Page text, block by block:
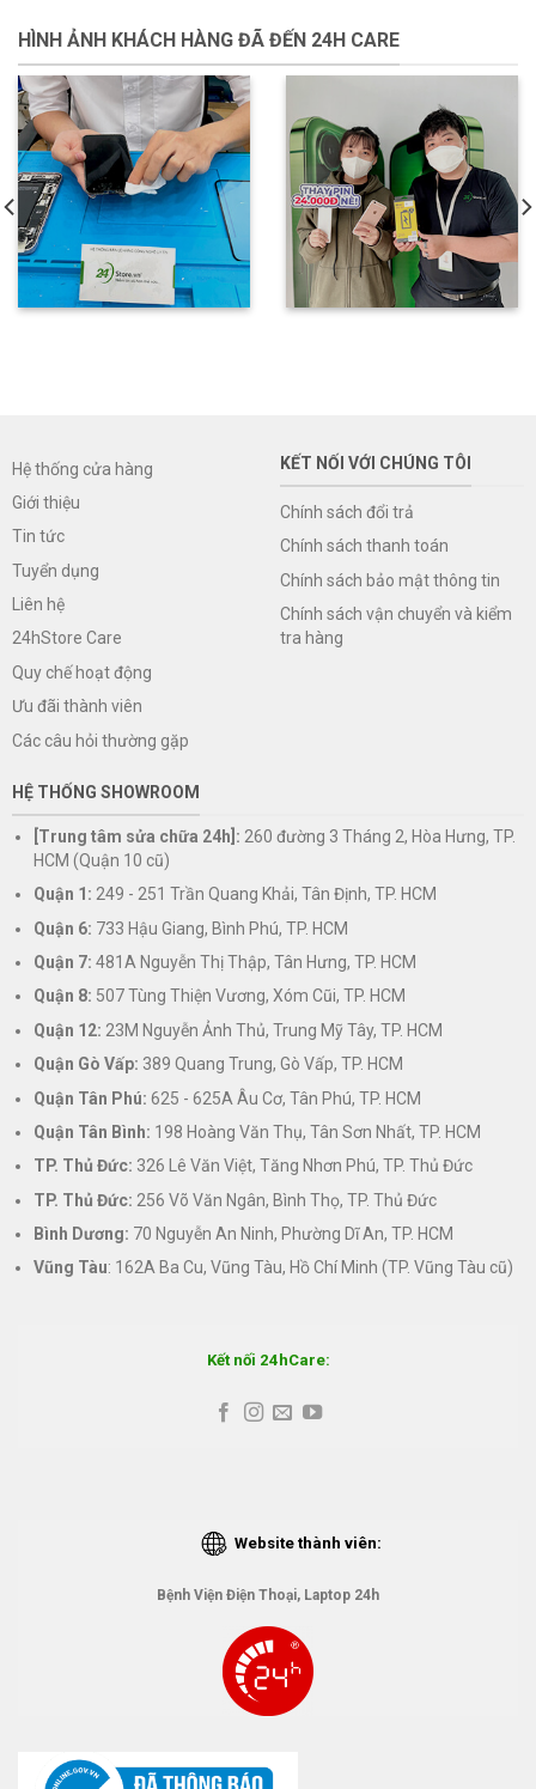
HÌNH ẢNH KHÁCH HÀNG ĐÃ ĐẾN 24H CARE
Hệ thống cửa hàng
Giới thiệu
Tin tức
Tuyển dụng
Liên hệ
24hStore Care
Quy chế hoạt động
Ưu đãi thành viên
Các câu hỏi thường gặp
KẾT NỐI VỚI CHÚNG TÔI
Chính sách đổi trả
Chính sách thanh toán
Chính sách bảo mật thông tin
Chính sách vận chuyển và kiểm
tra hàng
HỆ THỐNG SHOWROOM
[Trung tâm sửa chữa 24h]: 260 đường 3 Tháng 2, Hòa Hưng, TP.
HCM (Quận 10 cũ)
Quận 1: 249 - 251 Trần Quang Khải, Tân Định, TP. HCM
Quận 6: 733 Hậu Giang, Bình Phú, TP. HCM
Quận 7: 481A Nguyễn Thị Thập, Tân Hưng, TP. HCM
Quận 8: 507 Tùng Thiện Vương, Xóm Cũi, TP. HCM
Quận 12: 23M Nguyễn Ảnh Thủ, Trung Mỹ Tây, TP. HCM
Quận Gò Vấp: 389 Quang Trung, Gò Vấp, TP. HCM
Quận Tân Phú: 625 - 625A Âu Cơ, Tân Phú, TP. HCM
Quận Tân Bình: 198 Hoàng Văn Thụ, Tân Sơn Nhất, TP. HCM
TP. Thủ Đức: 326 Lê Văn Việt, Tăng Nhơn Phú, TP. Thủ Đức
TP. Thủ Đức: 256 Võ Văn Ngân, Bình Thọ, TP. Thủ Đức
Bình Dương: 70 Nguyễn An Ninh, Phường Dĩ An, TP. HCM
Vũng Tàu: 162A Ba Cu, Vũng Tàu, Hồ Chí Minh (TP. Vũng Tàu cũ)
Kết nối 24hCare:
Website thành viên:
Bệnh Viện Điện Thoại, Laptop 24h